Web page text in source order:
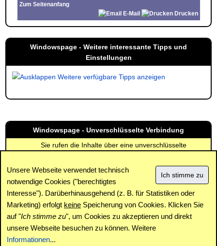
Zum Seitenanfang
E-Mail
Drucken
Windowspage - Weitere interessante Tipps und
Einstellungen
Weitere verfügbare Tipps anzeigen
Unsere Webseite verwendet technisch
notwendige Cookies ("berechtigtes
Interesse"). Darüberhinausgehend (z. B. für Statistiken oder
Marketing) erfolgt keine Speicherung von Cookies. Klicken Sie
auf "Ich stimme zu", um Cookies zu akzeptieren und direkt
unsere Webseite besuchen zu können. Weitere
Informationen...
Windowspage - Unverschlüsselte Verbindung
Sie rufen die Inhalte über eine unverschlüsselte
verschlüsselte Verbindung (SSL) abgerufen werden:
https://www.windowspage.de/tipps/020227.html
Impressum | Kontakt | Datenschutz / Cookies |
SPAM /
Abuse
| Newsletter | Forum